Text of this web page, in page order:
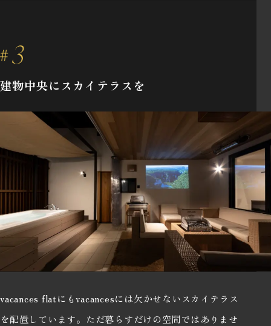
建物中央にスカイテラスを
vacances flatにもvacancesには欠かせないスカイテラス
を配置しています。ただ暮らすだけの空間ではありませ